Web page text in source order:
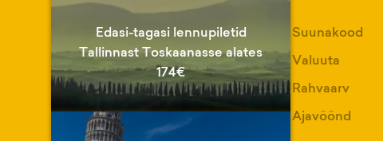
Edasi-tagasi lennupiletid
Tallinnast Toskaanasse alates
174€
Suunakood
Valuuta
Rahvaarv
Ajavöönd